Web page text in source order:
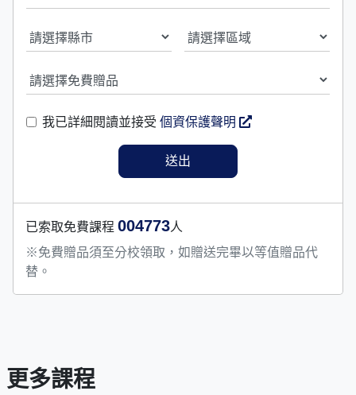
我已詳細閱讀並接受 個資保護聲明
已索取免費課程 004773人
※免費贈品須至分校領取，如贈送完畢以等值贈品代
替。
更多課程